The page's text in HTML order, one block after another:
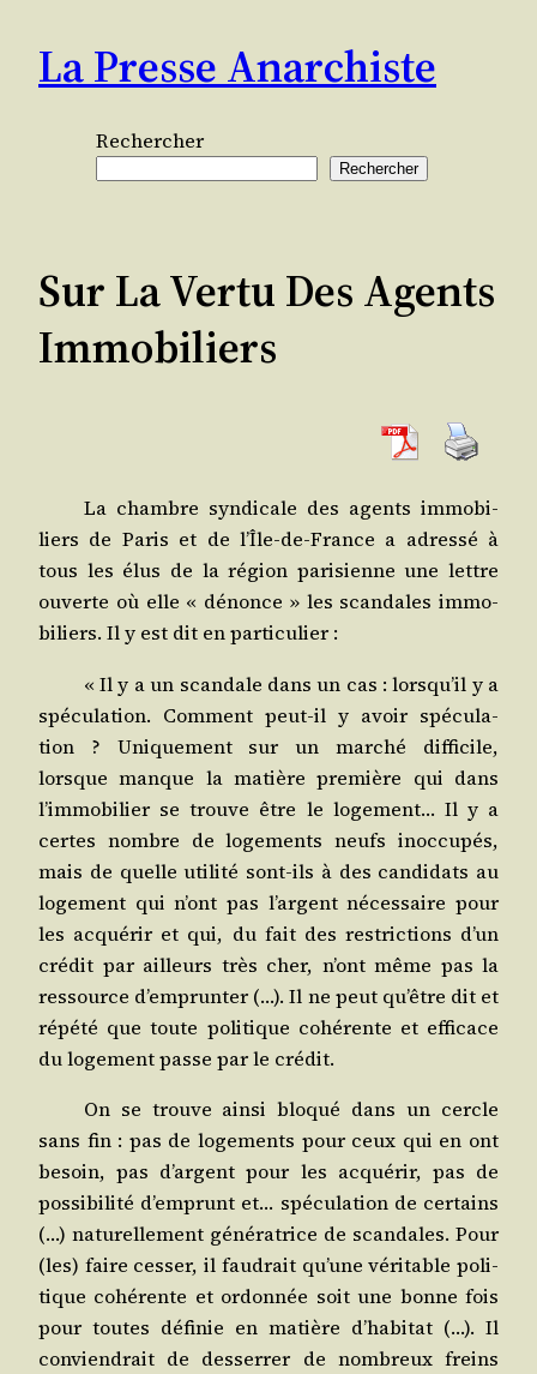
contenu
La Presse Anarchiste
Rechercher
Rechercher
Sur La Vertu Des Agents
Immobiliers
La chambre syn­di­cale des agents immo­bi­
liers de Paris et de l’Île-de-France a adres­sé à
tous les élus de la région pari­sienne une lettre
ouverte où elle « dénonce » les scan­dales immo­
bi­liers. Il y est dit en particulier :
« Il y a un scan­dale dans un cas : lorsqu’il y a
spé­cu­la­tion. Com­ment peut-il y avoir spé­cu­la­
tion ? Uni­que­ment sur un mar­ché dif­fi­cile,
lorsque manque la matière pre­mière qui dans
l’immobilier se trouve être le loge­ment… Il y a
certes nombre de loge­ments neufs inoc­cu­pés,
mais de quelle uti­li­té sont-ils à des can­di­dats au
loge­ment qui n’ont pas l’argent néces­saire pour
les acqué­rir et qui, du fait des res­tric­tions d’un
cré­dit par ailleurs très cher, n’ont même pas la
res­source d’emprunter (…). Il ne peut qu’être dit et
répé­té que toute poli­tique cohé­rente et effi­cace
du loge­ment passe par le crédit.
On se trouve ain­si blo­qué dans un cercle
sans fin : pas de loge­ments pour ceux qui en ont
besoin, pas d’argent pour les acqué­rir, pas de
pos­si­bi­li­té d’emprunt et… spé­cu­la­tion de cer­tains
(…) natu­rel­le­ment géné­ra­trice de scan­dales. Pour
(les) faire ces­ser, il fau­drait qu’une véri­table poli­
tique cohé­rente et ordon­née soit une bonne fois
pour toutes défi­nie en matière d’habitat (…). Il
convien­drait de des­ser­rer de nom­breux freins